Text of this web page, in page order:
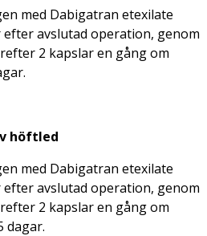
med Dabigatran etexilate
efter avslutad operation, genom
2 kapslar en gång om
höftled
med Dabigatran etexilate
efter avslutad operation, genom
2 kapslar en gång om
dagar.